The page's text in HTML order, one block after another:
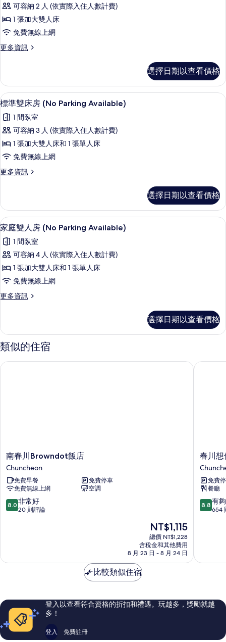
有
相
片
Available)
詳
情
準
雙
房
Parking
Available)
的
所
有
相
片
可容納 2 人 (依實際入住人數計費)
1 張加大雙人床
免費無線上網
更多資訊
更
雙
人
房
Parking
Available)
詳
情
選擇日期以查看價格
顯
示
標
準
雙
房
Parking
Available)
的
所
有
相
片
羽絨被、書桌、筆電工作空間、免費
5
標準雙床房 (No Parking Available)
1 間臥室
可容納 3 人 (依實際入住人數計費)
1 張加大雙人床和 1 張單人床
免費無線上網
更多資訊
更
雙
床
房
(No
Parking
Available)
詳
情
選擇日期以查看價格
顯
示
家
庭
雙
房
Parking
Available)
的
所
羽絨被、書桌、筆電工作空間、免費
4
家庭雙人房 (No Parking Available)
1 間臥室
可容納 4 人 (依實際入住人數計費)
1 張加大雙人床和 1 張單人床
免費無線上網
更多資訊
更
雙
人
房
(No
Parking
選擇日期以查看價格
類似的住宿
南
春
川
Browndot
飯
店
Chuncheon
南春川Browndot飯店
Chuncheon
免費早餐
免費停車
免費無線上網
空調
8.0
分，
常
評
論
8.0 非常好
20 則評論
現
在
價
格
為
NT$1,115
總價 NT$1,228
含稅金和其他費用
8 月 23 日 - 8 月 24 日
南春川Browndot飯店
春
川
想
像
空
間
住
春川想
免費
餐廳
8.8
分，
夠
評
論
8.8 有
654
春川想
比較類似住宿
登入以查看符合資格的折扣和禮遇。玩越多，獎勵就越
多！
登入 免費註冊